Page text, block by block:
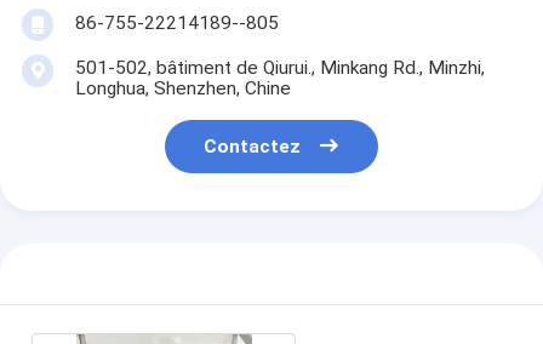
86-755-22214189--805
501-502, bâtiment de Qiurui., Minkang Rd., Minzhi,
Longhua, Shenzhen, Chine
Contactez